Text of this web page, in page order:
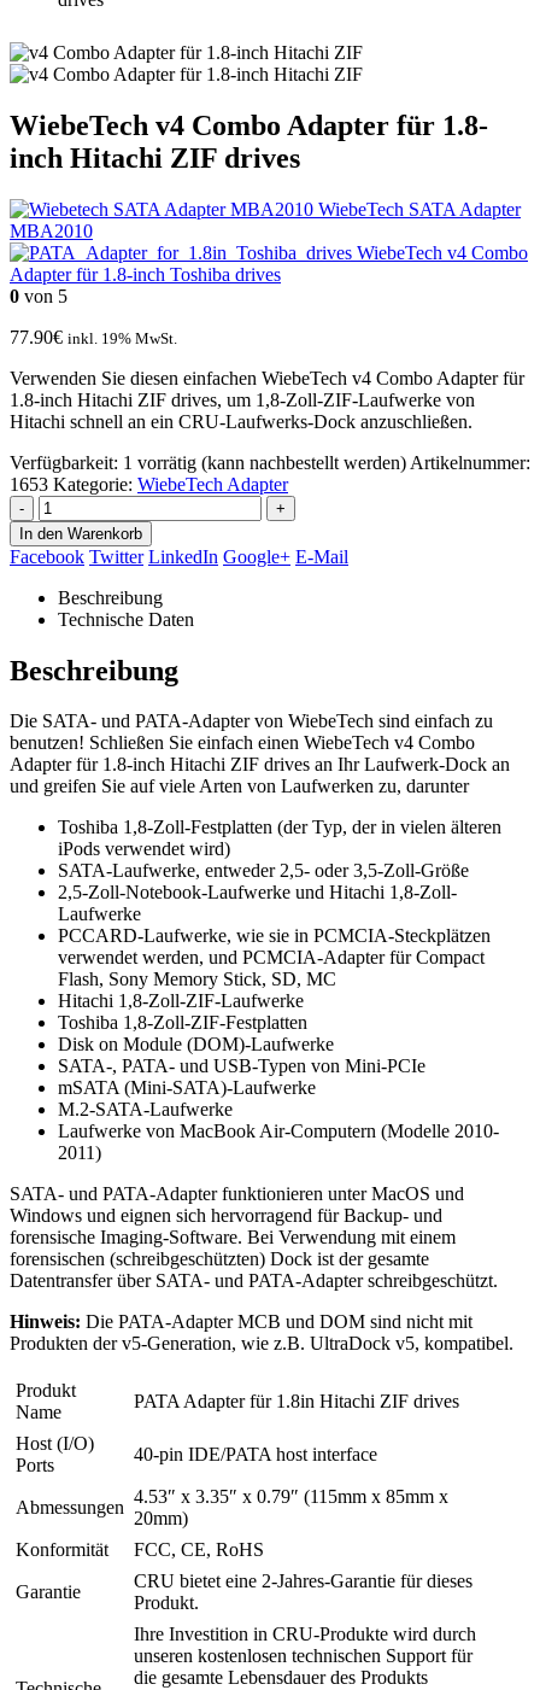
WiebeTech v4 Combo Adapter für 1.8-
inch Hitachi ZIF drives
WiebeTech SATA Adapter
MBA2010
WiebeTech v4 Combo
Adapter für 1.8-inch Toshiba drives
0 von 5
77.90€ inkl. 19% MwSt.
Verwenden Sie diesen einfachen WiebeTech v4 Combo Adapter für
1.8-inch Hitachi ZIF drives, um 1,8-Zoll-ZIF-Laufwerke von
Hitachi schnell an ein CRU-Laufwerks-Dock anzuschließen.
Verfügbarkeit: 1 vorrätig (kann nachbestellt werden) Artikelnummer:
1653 Kategorie: WiebeTech Adapter
-
+
In den Warenkorb
Facebook Twitter LinkedIn Google+ E-Mail
Beschreibung
Technische Daten
Beschreibung
Die SATA- und PATA-Adapter von WiebeTech sind einfach zu
benutzen! Schließen Sie einfach einen WiebeTech v4 Combo
Adapter für 1.8-inch Hitachi ZIF drives an Ihr Laufwerk-Dock an
und greifen Sie auf viele Arten von Laufwerken zu, darunter
Toshiba 1,8-Zoll-Festplatten (der Typ, der in vielen älteren
iPods verwendet wird)
SATA-Laufwerke, entweder 2,5- oder 3,5-Zoll-Größe
2,5-Zoll-Notebook-Laufwerke und Hitachi 1,8-Zoll-
Laufwerke
PCCARD-Laufwerke, wie sie in PCMCIA-Steckplätzen
verwendet werden, und PCMCIA-Adapter für Compact
Flash, Sony Memory Stick, SD, MC
Hitachi 1,8-Zoll-ZIF-Laufwerke
Toshiba 1,8-Zoll-ZIF-Festplatten
Disk on Module (DOM)-Laufwerke
SATA-, PATA- und USB-Typen von Mini-PCIe
mSATA (Mini-SATA)-Laufwerke
M.2-SATA-Laufwerke
Laufwerke von MacBook Air-Computern (Modelle 2010-
2011)
SATA- und PATA-Adapter funktionieren unter MacOS und
Windows und eignen sich hervorragend für Backup- und
forensische Imaging-Software. Bei Verwendung mit einem
forensischen (schreibgeschützten) Dock ist der gesamte
Datentransfer über SATA- und PATA-Adapter schreibgeschützt.
Hinweis: Die PATA-Adapter MCB und DOM sind nicht mit
Produkten der v5-Generation, wie z.B. UltraDock v5, kompatibel.
Produkt
Name
PATA Adapter für 1.8in Hitachi ZIF drives
Host (I/O)
Ports
40-pin IDE/PATA host interface
Abmessungen
4.53″ x 3.35″ x 0.79″ (115mm x 85mm x
20mm)
Konformität
FCC, CE, RoHS
Garantie
CRU bietet eine 2-Jahres-Garantie für dieses
Produkt.
Ihre Investition in CRU-Produkte wird durch
unseren kostenlosen technischen Support für
die gesamte Lebensdauer des Produkts